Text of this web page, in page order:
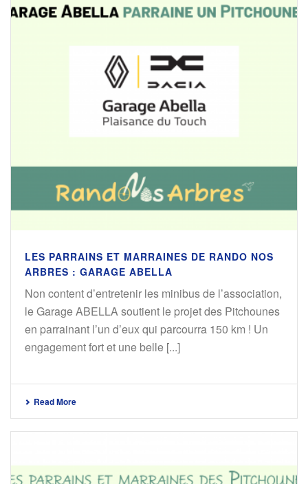
LES PARRAINS ET MARRAINES DE RANDO NOS
ARBRES : GARAGE ABELLA
Non content d’entretenir les minibus de l’association,
le Garage ABELLA soutient le projet des Pitchounes
en parrainant l’un d’eux qui parcourra 150 km ! Un
engagement fort et une belle [...]
Read More